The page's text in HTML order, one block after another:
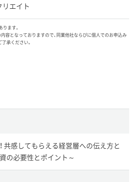
リエイト
ます。
容となっておりますので、同業他社ならびに個人でのお申込み
承ください。
共感してもらえる経営層への伝え方と
の必要性とポイント～